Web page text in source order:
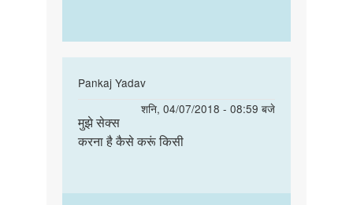
Pankaj Yadav
शनि, 04/07/2018 - 08:59 बजे
In
reply
मे
का
मुझे
सेक्स
कैसे
मुझे सेक्स
करना है कैसे करूं किसी